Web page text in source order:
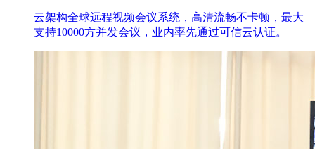
云架构全球远程视频会议系统，高清流畅不卡顿，最大
支持10000方并发会议，业内率先通过可信云认证。